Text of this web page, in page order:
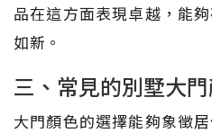
品在這方面表現卓越，能
如新。
三、常見的別墅大
大門顏色的選擇能夠象徵